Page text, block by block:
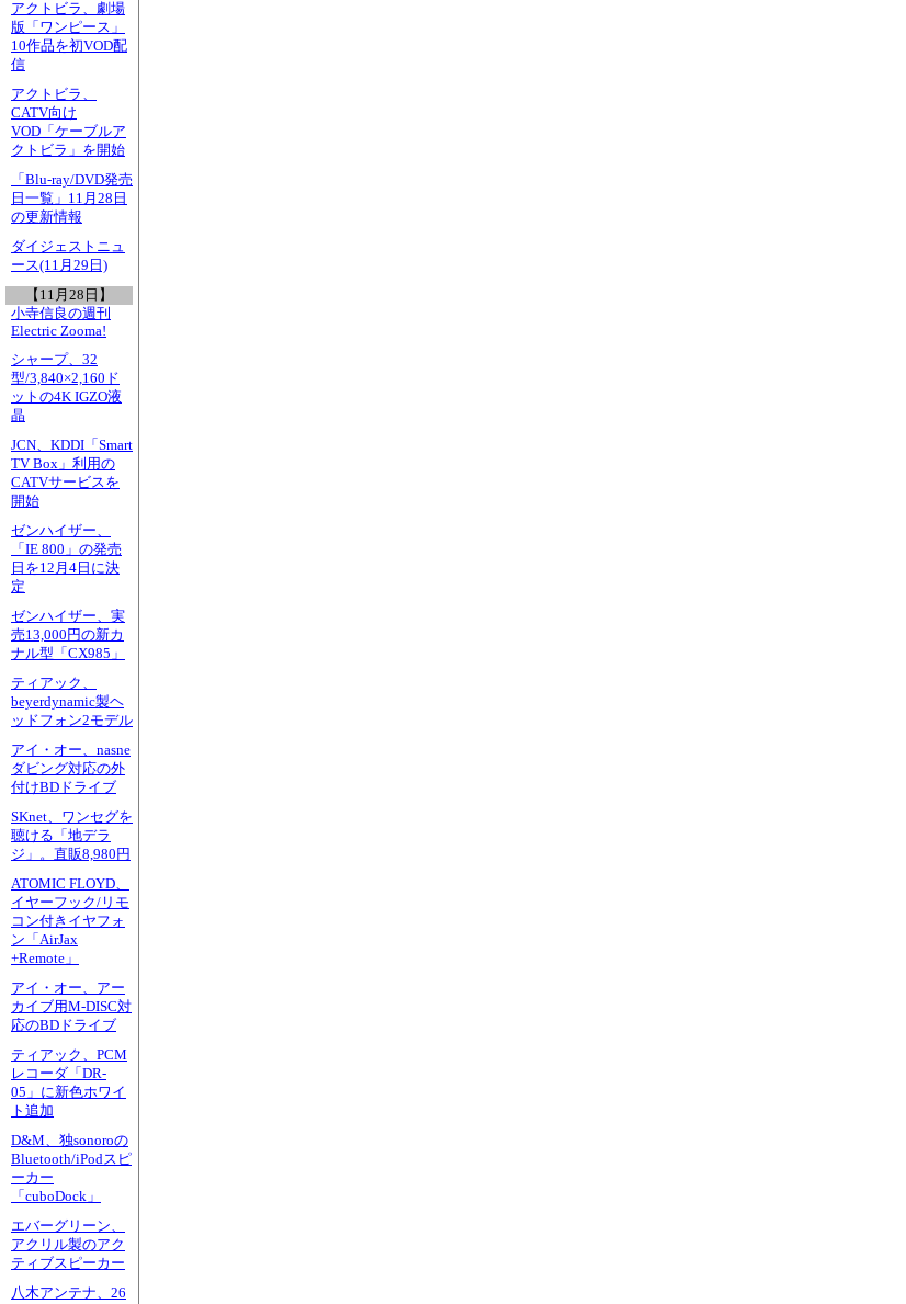
アクトビラ、劇場
版「ワンピース」
10作品を初VOD配
信
アクトビラ、
CATV向け
VOD「ケーブルア
クトビラ」を開始
「Blu-ray/DVD発売
日一覧」11月28日
の更新情報
ダイジェストニュ
ース(11月29日)
【11月28日】
小寺信良の週刊
Electric Zooma!
シャープ、32
型/3,840×2,160ド
ットの4K IGZO液
晶
JCN、KDDI「Smart
TV Box」利用の
CATVサービスを
開始
ゼンハイザー、
「IE 800」の発売
日を12月4日に決
定
ゼンハイザー、実
売13,000円の新カ
ナル型「CX985」
ティアック、
beyerdynamic製ヘ
ッドフォン2モデル
アイ・オー、nasne
ダビング対応の外
付けBDドライブ
SKnet、ワンセグを
聴ける「地デラ
ジ」。直販8,980円
ATOMIC FLOYD、
イヤーフック/リモ
コン付きイヤフォ
ン「AirJax
+Remote」
アイ・オー、アー
カイブ用M-DISC対
応のBDドライブ
ティアック、PCM
レコーダ「DR-
05」に新色ホワイ
ト追加
D&M、独sonoroの
Bluetooth/iPodスピ
ーカー
「cuboDock」
エバーグリーン、
アクリル製のアク
ティブスピーカー
八木アンテナ、26